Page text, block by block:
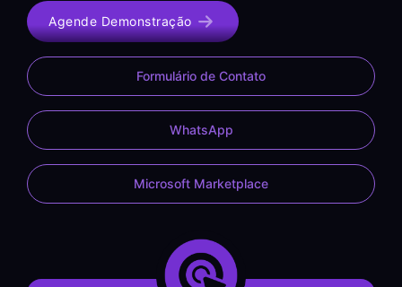
Agende Demonstração
Formulário de Contato
WhatsApp
Microsoft Marketplace